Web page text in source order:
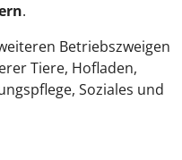
.
Betriebszweigen
Tiere, Hofladen,
Soziales und